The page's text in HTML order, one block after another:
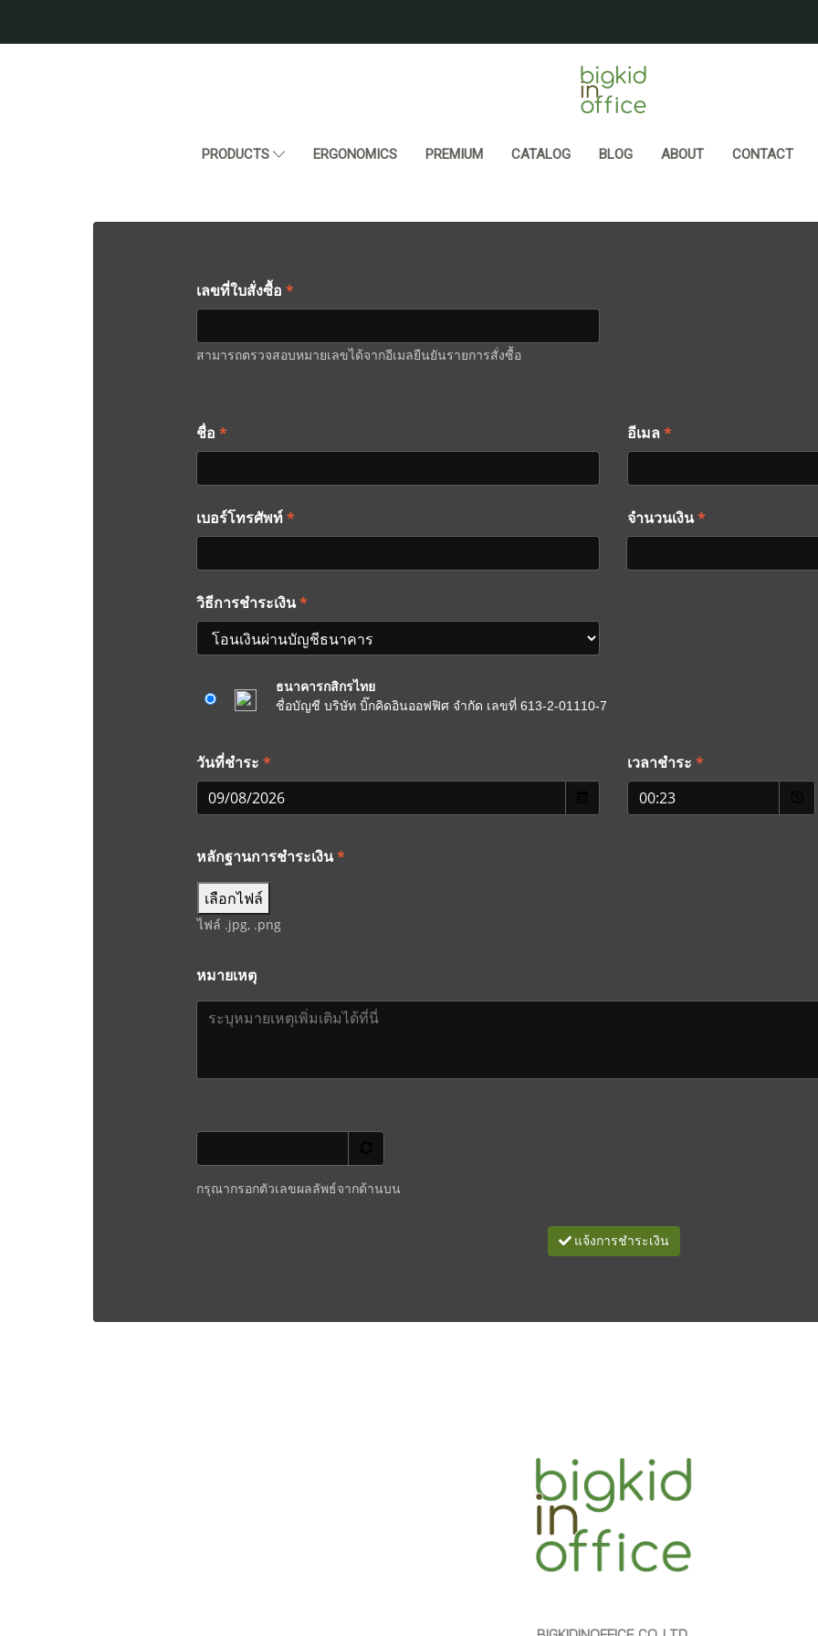
PRODUCTS ERGONOMICS PREMIUM CATALOG BLOG ABOUT CONTACT
เลขที่ใบสั่งซื้อ *
สามารถตรวจสอบหมายเลขได้จากอีเมลยืนยันรายการสั่งซื้อ
ชื่อ * อีเมล *
เบอร์โทรศัพท์ * จำนวนเงิน*
วิธีการชำระเงิน*
ธนาคารกสิกรไทย
ชื่อบัญชี บริษัท บิ๊กคิดอินออฟฟิศ จำกัด เลขที่ 613-2-01110-7
วันที่ชำระ * เวลาชำระ *
หลักฐานการชำระเงิน*
เลือกไฟล์
ไฟล์ .jpg, .png
หมายเหตุ
กรุณากรอกตัวเลขผลลัพธ์จากด้านบน
แจ้งการชำระเงิน